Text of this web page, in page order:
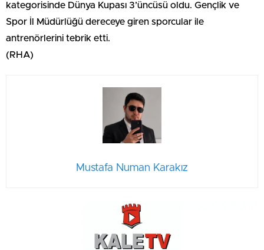
kategorisinde Dünya Kupası 3’üncüsü oldu. Gençlik ve
Spor İl Müdürlüğü dereceye giren sporcular ile
antrenörlerini tebrik etti.
(RHA)
Mustafa Numan Karakız